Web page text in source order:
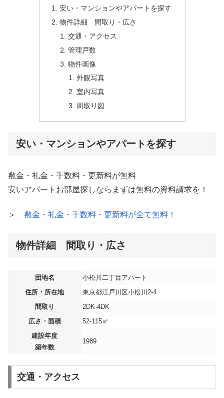
安い・マンションやアパートを探す
物件詳細 間取り・広さ
交通・アクセス
管理戸数
物件画像
外観写真
室内写真
間取り図
安い・マンションやアパートを探す
敷金・礼金・手数料・更新料が無料
安いアパートお部屋探しならまずは無料の資料請求を！
＞ 敷金・礼金・手数料・更新料が全て無料！
物件詳細 間取り・広さ
団地名
小松川二丁目アパート
住所・所在地
東京都江戸川区小松川2-4
間取り
2DK-4DK
広さ・面積
52-115㎡
建設年度
築年数
1989
交通・アクセス